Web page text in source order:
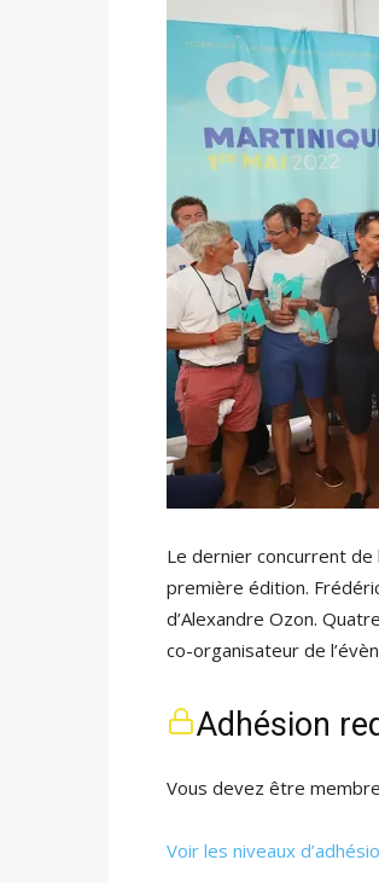
Le dernier concurrent
première édition.
d’Alexandre Ozon.
co-organisateur de
Adhésion
Vous devez être
Voir les niveaux